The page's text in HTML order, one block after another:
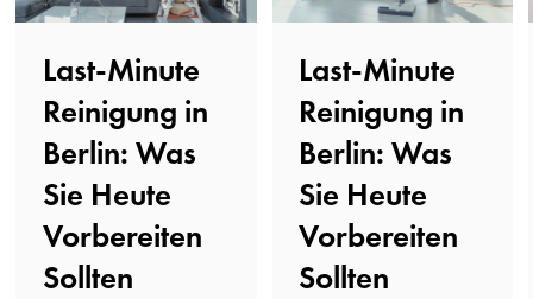
Last-Minute
Reinigung in
Berlin: Was
Sie Heute
Vorbereiten
Sollten️
Last-Minute
Reinigung in
Berlin: Was
Sie Heute
Vorbereiten
Sollten️